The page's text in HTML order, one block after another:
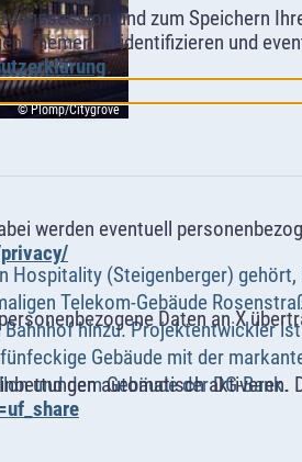
und zum Speichern
Themen zu identifizieren und
.
werden eventuell
Daten an X
automatisch aktiveren.
© Plomp/Citygrove
Hospitality (Steigenberger)
Telekom-Gebäude
hinzu. Projektentwickler
Gebäude mit der
und dem Gebäude der DG-Bank.